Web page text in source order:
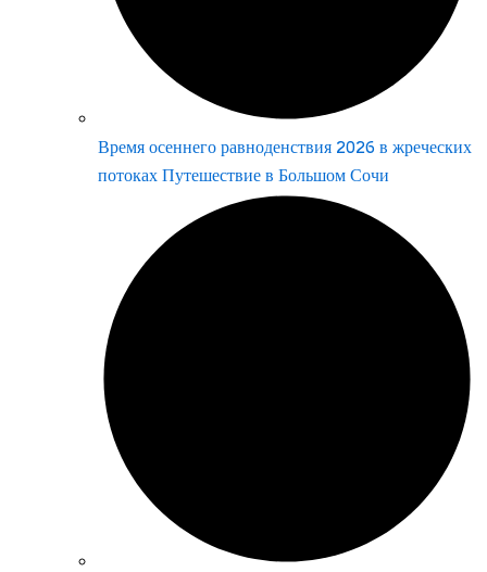
Время осеннего равноденствия 2026 в жреческих
потоках Путешествие в Большом Сочи